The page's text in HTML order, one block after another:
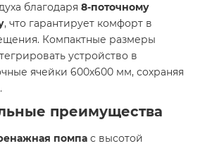
благодаря 8-поточному
, что гарантирует комфорт в
Компактные размеры
устройство в
ячейки 600х600 мм, сохраняя
преимущества
помпа с высотой